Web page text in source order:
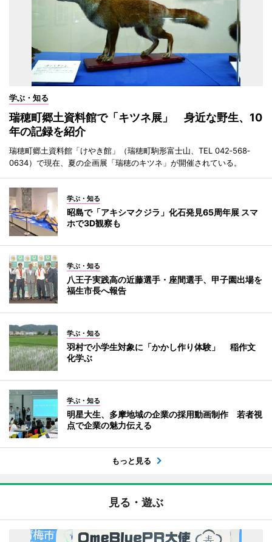
学ぶ・知る
瑞穂町郷土資料館で「キツネ展」 身近な野生、10
年の記録を紹介
瑞穂町郷土資料館「けやき館」（瑞穂町駒形富士山、TEL 042‐568‐
0634）で現在、夏の企画展「瑞穂のキツネ」が開催されている。
学ぶ・知る
昭島で「アキシマクジラ」化石発見65周年展 スマ
ホで3D観察も
学ぶ・知る
八王子実践高の近藤選手・座間選手、甲子園出場を
福生市長へ報告
学ぶ・知る
羽村で小学生対象に「かかし作り体験」 稲作文
化学ぶ
学ぶ・知る
明星大生、多摩地域の企業の採用動画制作 若者視
点で企業の魅力伝える
もっと見る
見る・遊ぶ